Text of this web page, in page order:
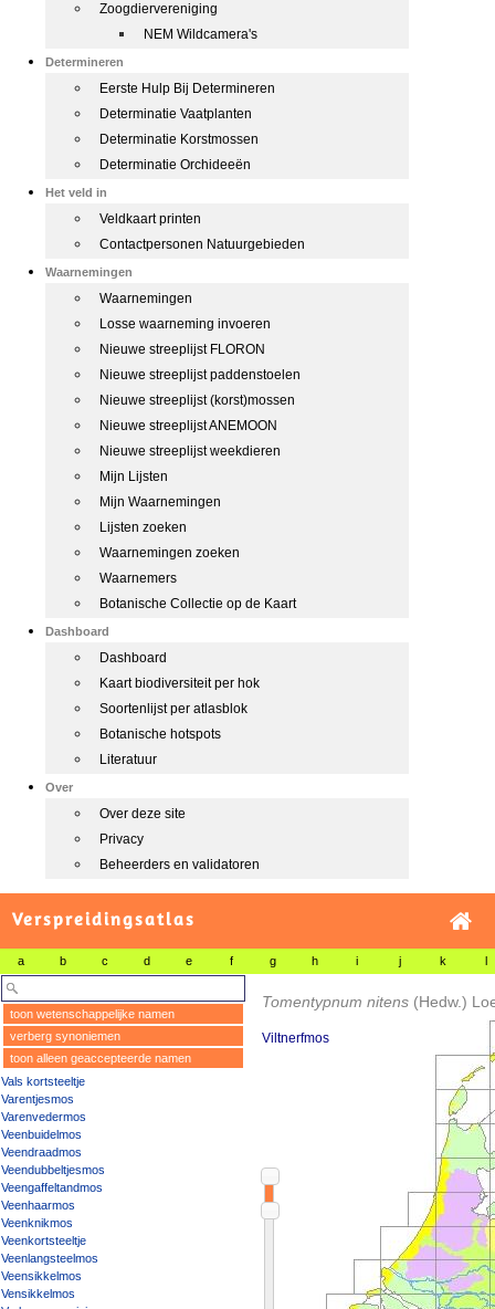
Zoogdiervereniging
NEM Wildcamera's
Determineren
Eerste Hulp Bij Determineren
Determinatie Vaatplanten
Determinatie Korstmossen
Determinatie Orchideeën
Het veld in
Veldkaart printen
Contactpersonen Natuurgebieden
Waarnemingen
Waarnemingen
Losse waarneming invoeren
Nieuwe streeplijst FLORON
Nieuwe streeplijst paddenstoelen
Nieuwe streeplijst (korst)mossen
Nieuwe streeplijst ANEMOON
Nieuwe streeplijst weekdieren
Mijn Lijsten
Mijn Waarnemingen
Lijsten zoeken
Waarnemingen zoeken
Waarnemers
Botanische Collectie op de Kaart
Dashboard
Dashboard
Kaart biodiversiteit per hok
Soortenlijst per atlasblok
Botanische hotspots
Literatuur
Over
Over deze site
Privacy
Beheerders en validatoren
Verspreidingsatlas
a b c d e f g h i j k l
toon wetenschappelijke namen
verberg synoniemen
toon alleen geaccepteerde namen
Vals kortsteeltje
Varentjesmos
Varenvedermos
Veenbuidelmos
Veendraadmos
Veendubbeltjesmos
Veengaffeltandmos
Veenhaarmos
Veenknikmos
Veenkortsteeltje
Veenlangsteelmos
Veensikkelmos
Vensikkelmos
Tomentypnum nitens (Hedw.)
Viltnerfmos